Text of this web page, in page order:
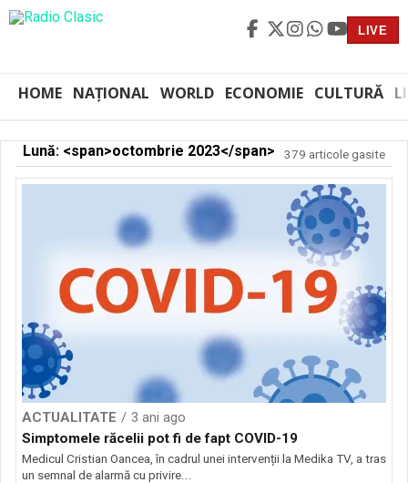
LIVE
HOME NAȚIONAL WORLD ECONOMIE CULTURĂ
Lună: <span>octombrie 2023</span> 379 articole gasite
ACTUALITATE
3 ani ago
Simptomele răcelii pot fi de fapt COVID-19
Medicul Cristian Oancea, în cadrul unei intervenții la Medika TV, a tras
un semnal de alarmă cu privire...